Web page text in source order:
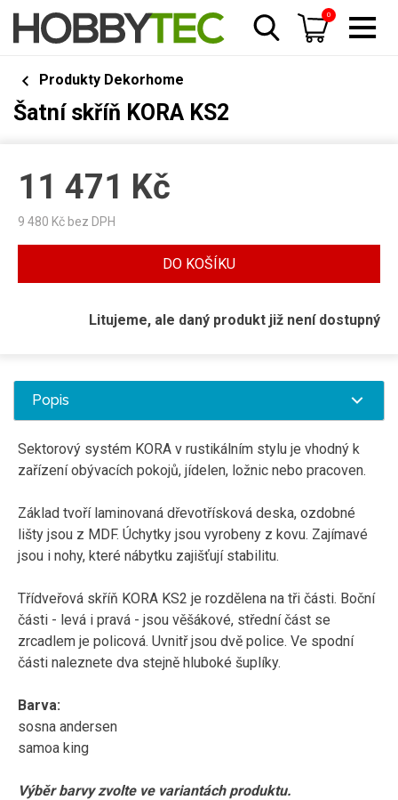
0
Produkty Dekorhome
Šatní skříň KORA KS2
11 471 Kč
9 480 Kč bez DPH
DO KOŠÍKU
Litujeme, ale daný produkt již není dostupný
Popis
Sektorový systém KORA v rustikálním stylu je vhodný k
zařízení obývacích pokojů, jídelen, ložnic nebo pracoven.
Základ tvoří laminovaná dřevotřísková deska, ozdobné
lišty jsou z MDF. Úchytky jsou vyrobeny z kovu. Zajímavé
jsou i nohy, které nábytku zajišťují stabilitu.
Třídveřová skříň KORA KS2 je rozdělena na tři části. Boční
části - levá i pravá - jsou věšákové, střední část se
zrcadlem je policová. Uvnitř jsou dvě police. Ve spodní
části naleznete dva stejně hluboké šuplíky.
Barva:
sosna andersen
samoa king
Výběr barvy zvolte ve variantách produktu.